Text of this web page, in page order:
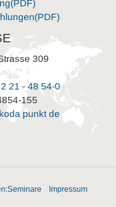
309
21 - 48 54-0
155
punkt de
Impressum